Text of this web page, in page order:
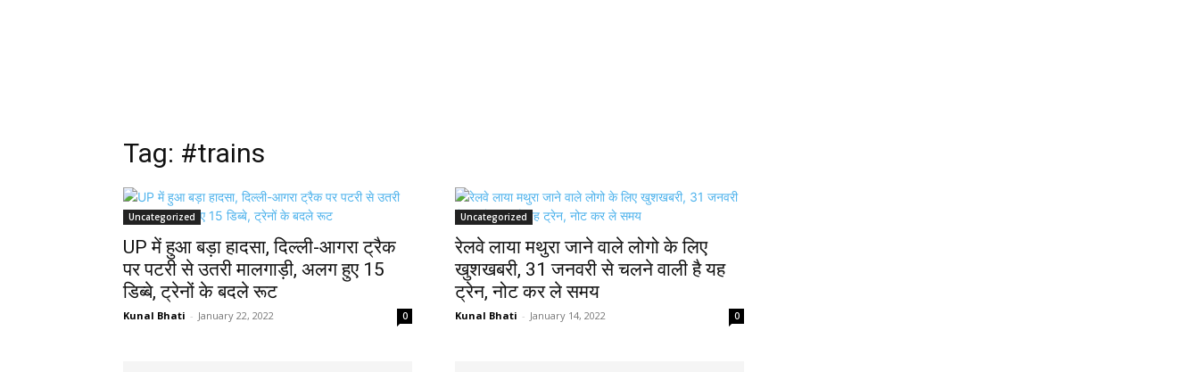
Tag: #trains
Uncategorized
UP में हुआ बड़ा हादसा, दिल्ली-आगरा ट्रैक
पर पटरी से उतरी मालगाड़ी, अलग हुए 15
डिब्बे, ट्रेनों के बदले रूट
Kunal Bhati - January 22, 2022 0
Uncategorized
रेलवे लाया मथुरा जाने वाले लोगो के लिए
खुशखबरी, 31 जनवरी से चलने वाली है यह
ट्रेन, नोट कर ले समय
Kunal Bhati - January 14, 2022 0